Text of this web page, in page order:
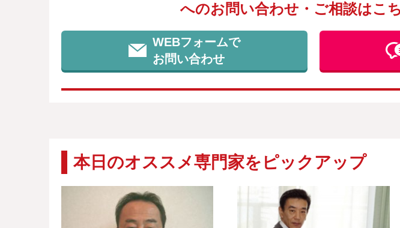
へのお問い合わせ・ご相談はこ
WEBフォームで
お問い合わせ
本日のオススメ専門家をピックアップ